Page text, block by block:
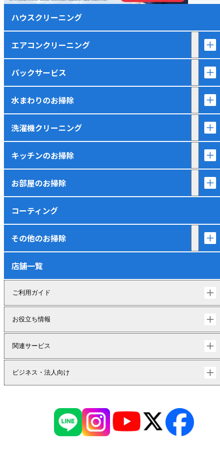
ハウスクリーニング
エアコンクリーニング
パックサービス
水まわりのお掃除
洗濯機クリーニング
キッチンのお掃除
お部屋のお掃除
コーティング
その他のお掃除
店舗一覧
ご利用ガイド
お役立ち情報
関連サービス
ビジネス・法人向け